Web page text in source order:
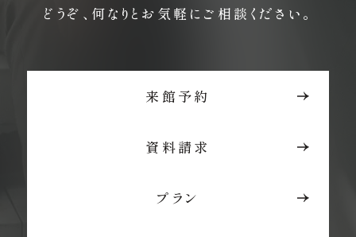
どうぞ、何なりとお気軽にご相談ください。
来館予約
資料請求
プラン